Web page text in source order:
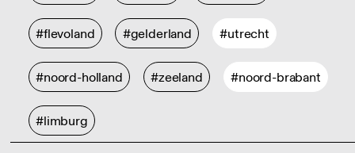
#flevoland #gelderland #utrecht
#noord-holland #zeeland #noord-brabant
#limburg